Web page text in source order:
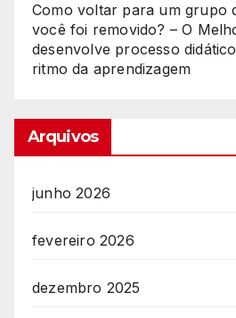
Como voltar para um grupo
você foi removido? – O
desenvolve processo
ritmo da aprendizagem
Arquivos
junho 2026
fevereiro 2026
dezembro 2025